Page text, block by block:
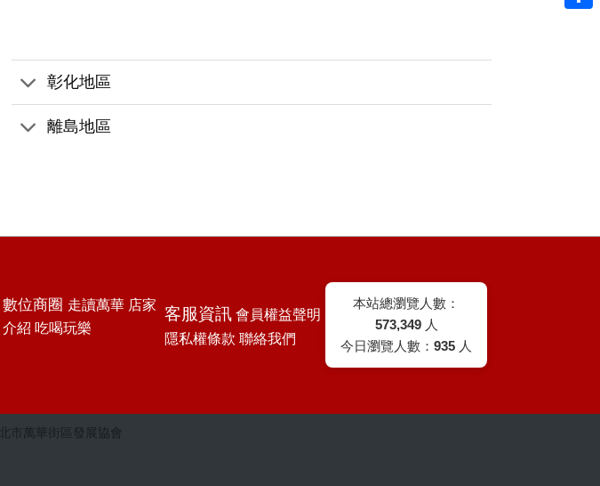
彰化地區
離島地區
數位商圈 走讀萬華 店家
介紹 吃喝玩樂
客服資訊 會員權益聲明
隱私權條款 聯絡我們
本站總瀏覽人數：
573,349人
今日瀏覽人數：935 人
市萬華街區發展協會